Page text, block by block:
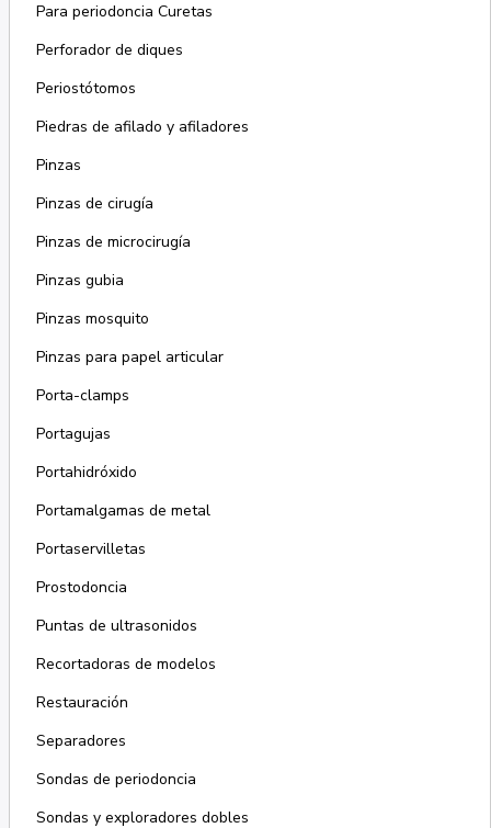
Para periodoncia Curetas
Perforador de diques
Periostótomos
Piedras de afilado y afiladores
Pinzas
Pinzas de cirugía
Pinzas de microcirugía
Pinzas gubia
Pinzas mosquito
Pinzas para papel articular
Porta-clamps
Portagujas
Portahidróxido
Portamalgamas de metal
Portaservilletas
Prostodoncia
Puntas de ultrasonidos
Recortadoras de modelos
Restauración
Separadores
Sondas de periodoncia
Sondas y exploradores dobles